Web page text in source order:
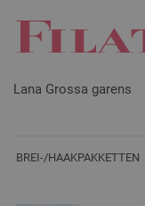
Lana Grossa garens
BREI-/HAAKPAKKETTEN